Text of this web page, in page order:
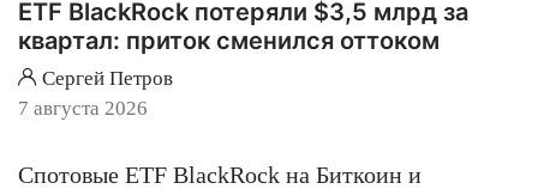
ETF BlackRock потеряли $3,5 млрд за
квартал: приток сменился оттоком
Сергей Петров
7 августа 2026
Спотовые ETF BlackRock на Биткоин и